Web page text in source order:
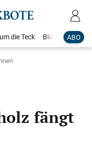
ABO
die Teck Blaulicht
fängt